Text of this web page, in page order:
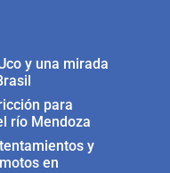
y una mirada
para
río Mendoza
y
en